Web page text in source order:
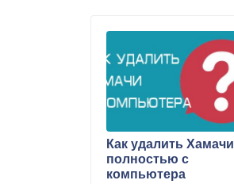
Как удалить Хамачи
полностью с
компьютера